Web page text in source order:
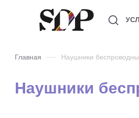
Главная Наушники
Наушники